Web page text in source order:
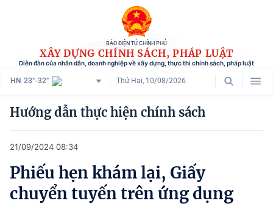
BÁO ĐIỆN TỬ CHÍNH PHỦ
XÂY DỰNG CHÍNH SÁCH, PHÁP LUẬT
Diễn đàn của nhân dân, doanh nghiệp về xây dựng, thực thi chính sách, pháp luật
HN 23°-32° Thứ Hai, 10/08/2026
Danh mục
Tham vấn chính sách
Hướng dẫn thực hiện chính sách
21/09/2024 08:34
Phiếu hẹn khám lại, Giấy
chuyển tuyến trên ứng dụng